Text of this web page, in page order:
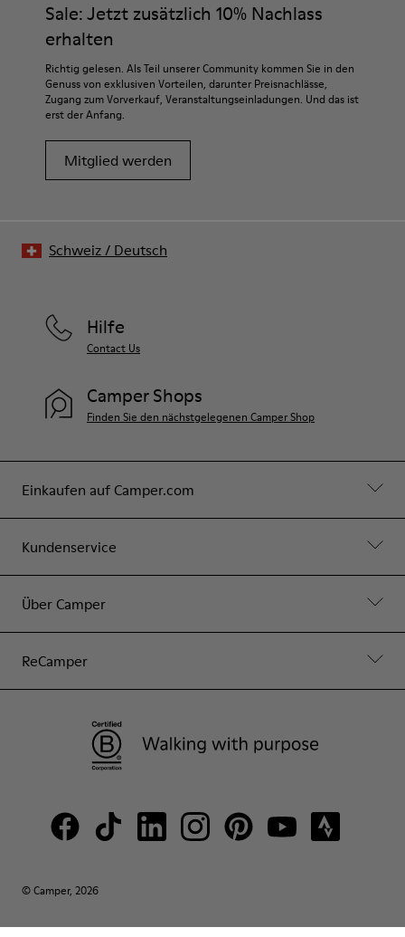
Sale: Jetzt zusätzlich 10% Nachlass
erhalten
Richtig gelesen. Als Teil unserer Community kommen Sie in den
Genuss von exklusiven Vorteilen, darunter Preisnachlässe,
Zugang zum Vorverkauf, Veranstaltungseinladungen. Und das ist
erst der Anfang.
Mitglied werden
Einkaufen auf Camper.com
Kundenservice
Über Camper
ReCamper
Hilfe
Contact Us
Camper Shops
Finden Sie den nächstgelegenen Camper Shop
© Camper, 2026
Schweiz/ Deutsch